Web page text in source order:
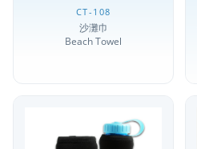
CT-108
沙灘巾
Beach Towel